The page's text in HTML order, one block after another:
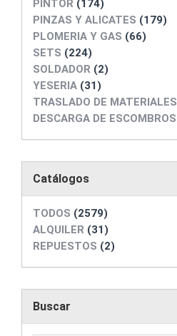
PINTOR (174)
PINZAS Y ALICATES (179)
PLOMERIA Y GAS (66)
SETS (224)
SOLDADOR (2)
YESERIA (31)
TRASLADO DE MATERIALES
DESCARGA DE ESCOMBROS
Catálogos
TODOS (2579)
ALQUILER (31)
REPUESTOS (2)
Buscar